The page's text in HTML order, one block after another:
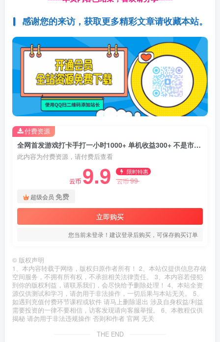
感谢您的来访，获取更多精彩文章请收藏本站。
全网首发游戏打卡手打一小时1000+ 单机收益300+ 不是市面上的战神和a，全网独家脚本
此内容为付费资源，请付费后查看
云币 9.9 限时特惠
云币99
超级会员 免费
立即购买
您当前未登录！建议登录后购买，可保存购买订单
付费资源
© 版权声明
1、本内容转载于网络，版权归原作者所有！ 2、本站仅提供信息存储
空间服务，不拥有所有权，不承担相关法律责任。 3、本内容若侵犯
到你的版权利益，请联系我们，会尽快给予删除处理！ 4、本站全资
源仅供测试和学习，请勿用于非法操作，一切后果与本站无关。 5、
如遇到充值付费环节课程或软件 请马上删除退出 涉及自身权益/利益
需要投资的一律不要相信，访客发现请向客服举报。 6、本教程仅供
揭秘 请勿用于非法违规操作 否则和作者 官网 无关
THE END